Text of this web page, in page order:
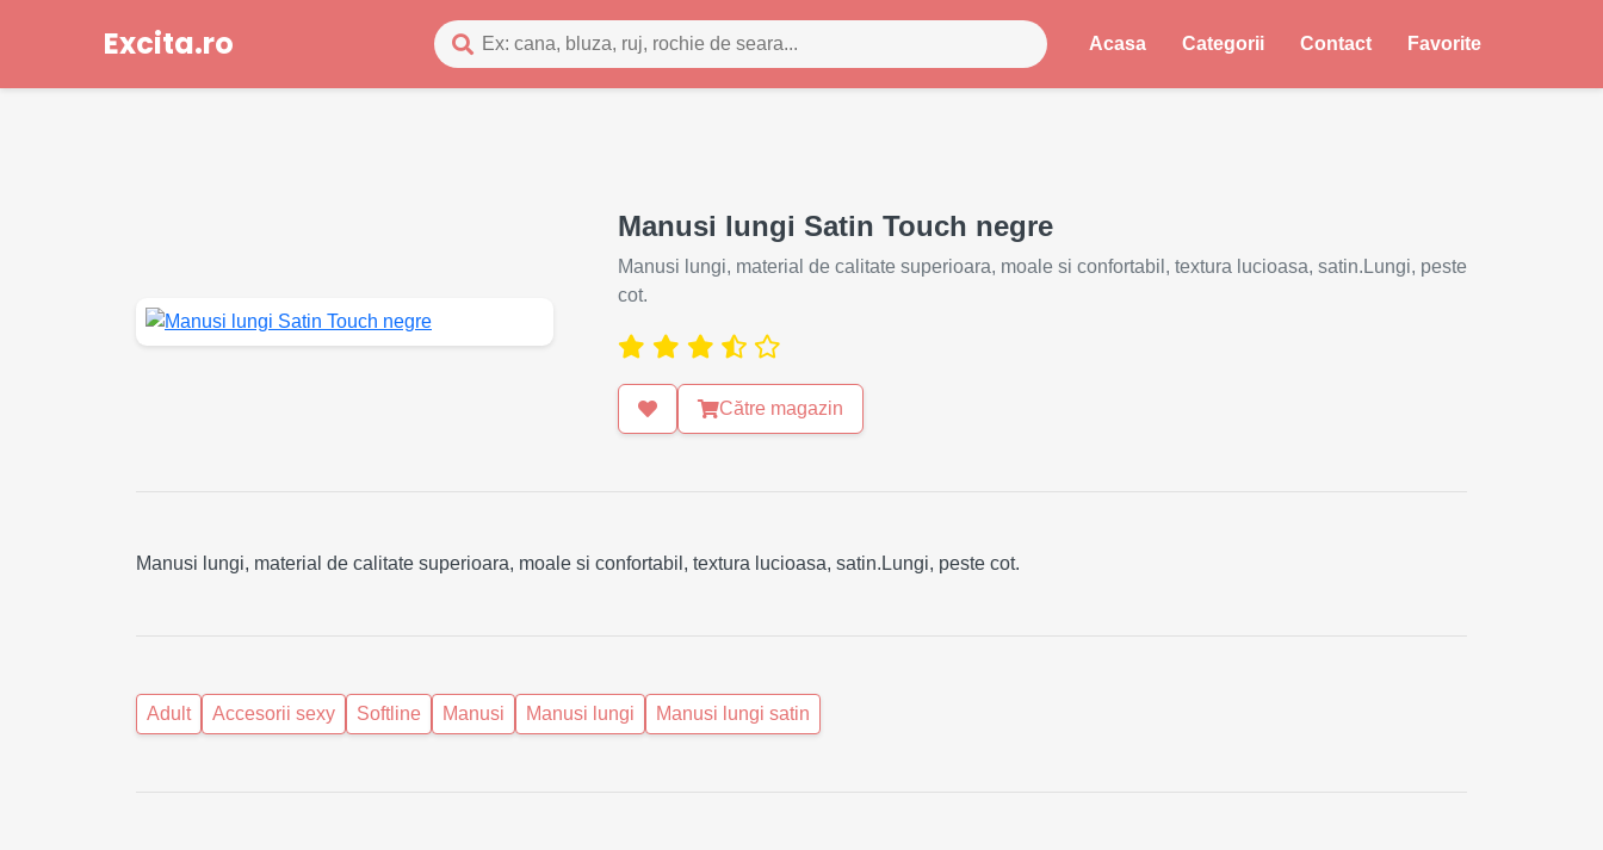
Excita.ro Acasa Categorii Contact Favorite
Manusi lungi Satin Touch negre
Manusi lungi, material de calitate superioara, moale si confortabil, textura lucioasa, satin.Lungi, peste
cot.
Către magazin
Manusi lungi, material de calitate superioara, moale si confortabil, textura lucioasa, satin.Lungi, peste cot.
Adult Accesorii sexy Softline Manusi Manusi lungi Manusi lungi satin